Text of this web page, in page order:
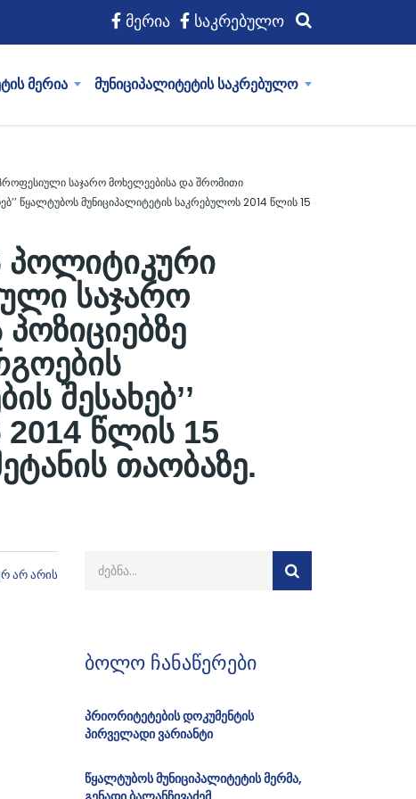
მერია საკრებულო
მერია მუნიციპალიტეტის საკრებულო
საჯარო მოხელეებისა და შრომითი
წყალტუბოს მუნიციპალიტეტის საკრებულოს 2014 წლის 15
პოლიტიკური
საჯარო
შესახებ’’
წლის 15
თაობაზე.
არ არის
ბოლო ჩანაწერები
პრიორიტეტების დოკუმენტის
პირველადი ვარიანტი
წყალტუბოს მუნიციპალიტეტის მერმა,